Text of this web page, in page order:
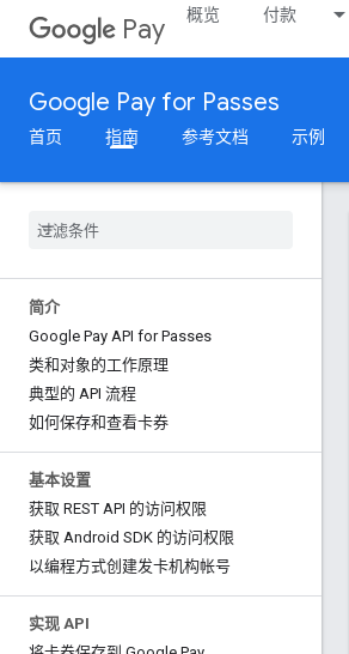
Pay 概览 付款
Google Pay for Passes
首页 指南 参考文档 示例
简介
Google Pay API for Passes
类和对象的工作原理
典型的 API 流程
如何保存和查看卡券
基本设置
获取 REST API 的访问权限
获取 Android SDK 的访问权限
以编程方式创建发卡机构帐号
实现 API